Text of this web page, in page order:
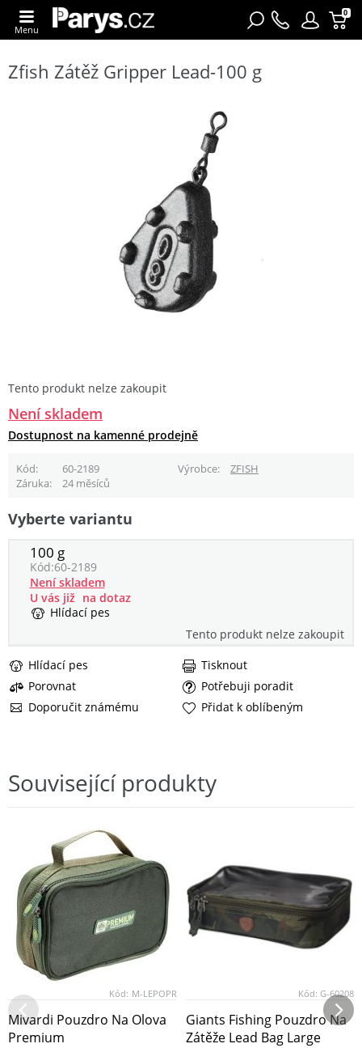
0
Menu
Zfish Zátěž Gripper Lead-100 g
Tento produkt nelze zakoupit
Není skladem
Dostupnost na kamenné prodejně
Kód 60-2189 Výrobce
ZFISH
Záruka
24 měsíců
Vyberte variantu
100 g
Kód:60-2189
Není skladem
U vás již na dotaz
Hlídací pes
Tento produkt nelze zakoupit
Hlídací pes
Porovnat
Potřebuji poradit
Doporučit známému
Tisknout
Přidat k oblíbeným
Související produkty
Kód: M-LEPOPR
Mivardi Pouzdro Na Olova
Premium
Kód: G-60208
Giants Fishing Pouzdro Na
Zátěže Lead Bag Large